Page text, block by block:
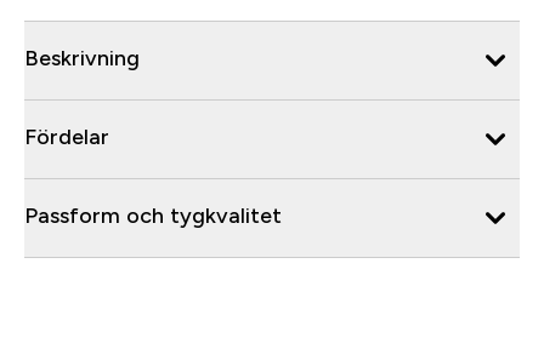
Beskrivning
Fördelar
Passform och tygkvalitet